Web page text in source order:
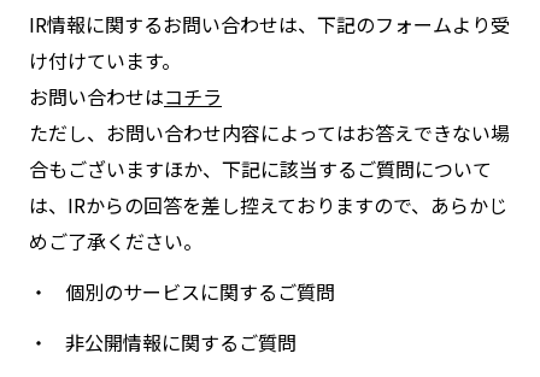
IR情報に関するお問い合わせは、下記のフォームより受
け付けています。
お問い合わせはコチラ
ただし、お問い合わせ内容によってはお答えできない場
合もございますほか、下記に該当するご質問について
は、IRからの回答を差し控えておりますので、あらかじ
めご了承ください。
個別のサービスに関するご質問
非公開情報に関するご質問